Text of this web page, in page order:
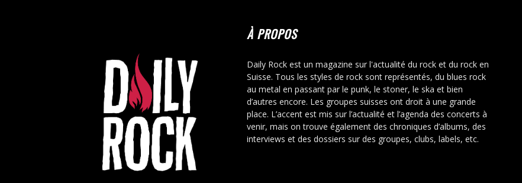
À PROPOS
Daily Rock est un magazine sur l'actualité du rock et du rock en
Suisse. Tous les styles de rock sont représentés, du blues rock
au metal en passant par le punk, le stoner, le ska et bien
d’autres encore. Les groupes suisses ont droit à une grande
place. L’accent est mis sur l’actualité et l’agenda des concerts à
venir, mais on trouve également des chroniques d’albums, des
interviews et des dossiers sur des groupes, clubs, labels, etc.